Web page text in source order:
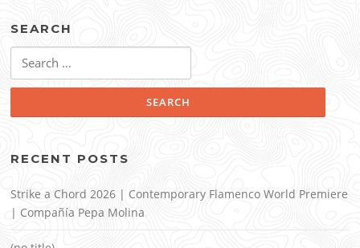
SEARCH
for:
RECENT POSTS
Strike a Chord 2026 | Contemporary Flamenco World Premiere
| Compañía Pepa Molina